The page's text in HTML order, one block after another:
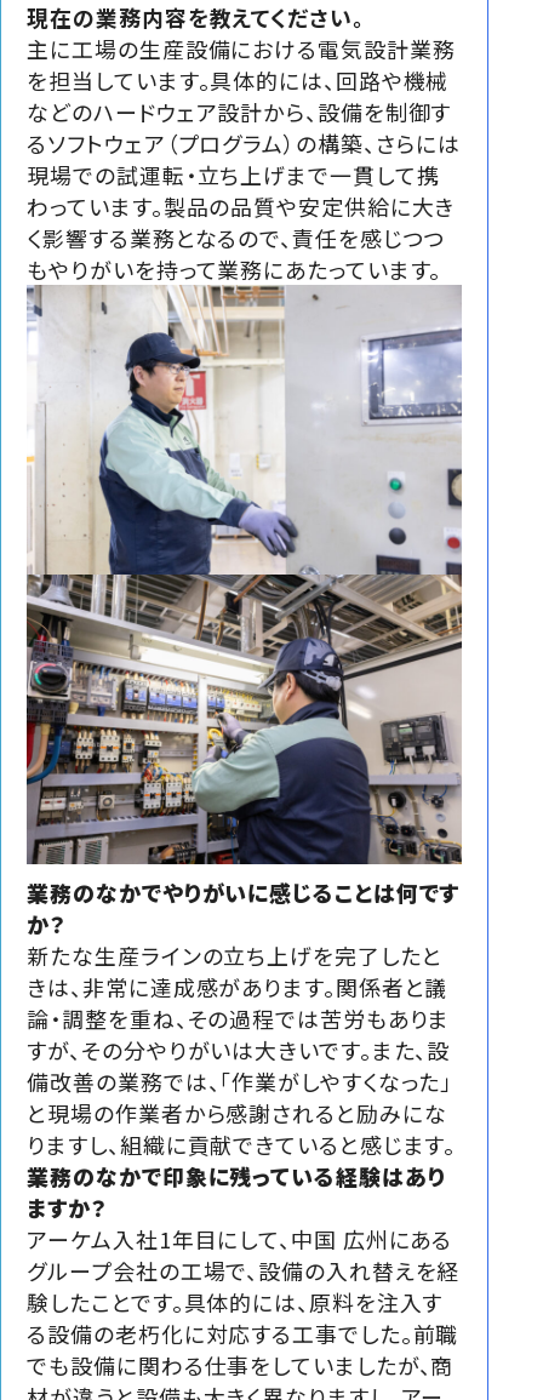
現在の業務内容を教えてください。
主に工場の生産設備における電気設計業務
を担当しています。具体的には、回路や機械
などのハードウェア設計から、設備を制御す
るソフトウェア（プログラム）の構築、さらには
現場での試運転・立ち上げまで一貫して携
わっています。製品の品質や安定供給に大き
く影響する業務となるので、責任を感じつつ
もやりがいを持って業務にあたっています。
業務のなかでやりがいに感じることは何です
か？
新たな生産ラインの立ち上げを完了したと
きは、非常に達成感があります。関係者と議
論・調整を重ね、その過程では苦労もありま
すが、その分やりがいは大きいです。また、設
備改善の業務では、「作業がしやすくなった」
と現場の作業者から感謝されると励みにな
りますし、組織に貢献できていると感じます。
業務のなかで印象に残っている経験はあり
ますか？
アーケム入社1年目にして、中国 広州にある
グループ会社の工場で、設備の入れ替えを経
験したことです。具体的には、原料を注入す
る設備の老朽化に対応する工事でした。前職
でも設備に関わる仕事をしていましたが、商